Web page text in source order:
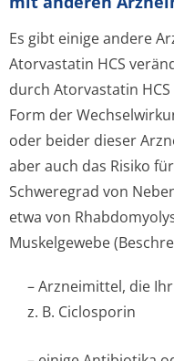
Es gibt einige andere
Atorvastatin HCS
durch Atorvastatin
Form der
oder beider dieser
aber auch das Risiko
Schweregrad von
etwa von
Muskelgewebe
– Arzneimittel, die
z. B. Ciclosporin